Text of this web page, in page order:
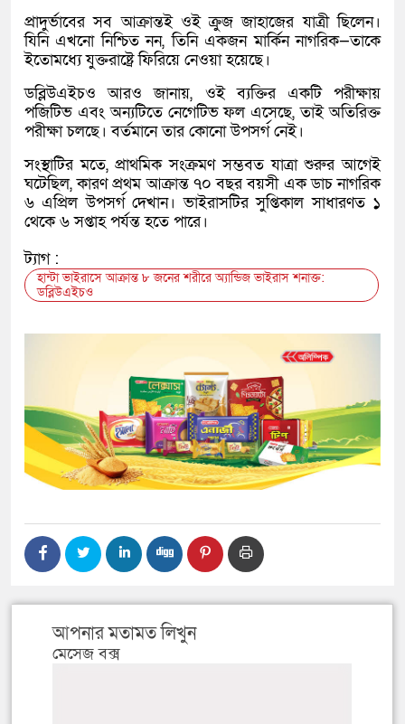
প্রাদুর্ভাবের সব আক্রান্তই ওই ক্রুজ জাহাজের যাত্রী ছিলেন।
যিনি এখনো নিশ্চিত নন, তিনি একজন মার্কিন নাগরিক—তাকে
ইতোমধ্যে যুক্তরাষ্ট্রে ফিরিয়ে নেওয়া হয়েছে।
ডব্লিউএইচও আরও জানায়, ওই ব্যক্তির একটি পরীক্ষায়
পজিটিভ এবং অন্যটিতে নেগেটিভ ফল এসেছে, তাই অতিরিক্ত
পরীক্ষা চলছে। বর্তমানে তার কোনো উপসর্গ নেই।
সংস্থাটির মতে, প্রাথমিক সংক্রমণ সম্ভবত যাত্রা শুরুর আগেই
ঘটেছিল, কারণ প্রথম আক্রান্ত ৭০ বছর বয়সী এক ডাচ নাগরিক
৬ এপ্রিল উপসর্গ দেখান। ভাইরাসটির সুপ্তিকাল সাধারণত ১
থেকে ৬ সপ্তাহ পর্যন্ত হতে পারে।
ট্যাগ :
হান্টা ভাইরাসে আক্রান্ত ৮ জনের শরীরে অ্যান্ডিজ ভাইরাস শনাক্ত:
ডব্লিউএইচও
আপনার মতামত লিখুন
মেসেজ বক্স